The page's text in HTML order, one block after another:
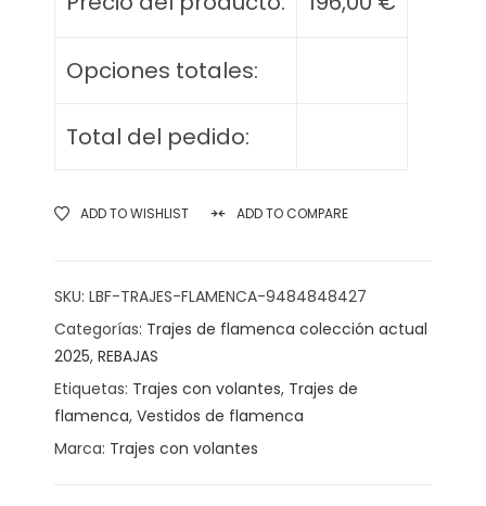
Opciones totales:
Total del pedido:
ADD TO WISHLIST ADD TO COMPARE
SKU: LBF-TRAJES-FLAMENCA-9484848427
Categorías: Trajes de flamenca colección actual
2025, REBAJAS
Etiquetas: Trajes con volantes, Trajes de
flamenca, Vestidos de flamenca
Marca: Trajes con volantes